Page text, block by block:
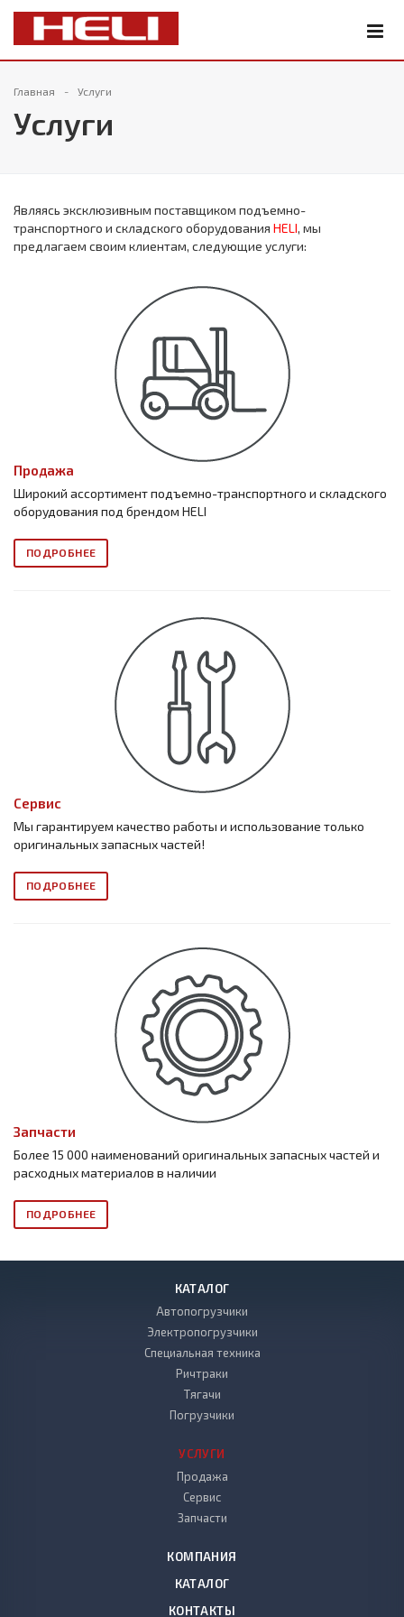
Главная Услуги
Услуги
Являясь эксклюзивным поставщиком подъемно-
транспортного и складского оборудования HELI, мы
предлагаем своим клиентам, следующие услуги:
Продажа
Широкий ассортимент подъемно-транспортного и складского
оборудования под брендом HELI
ПОДРОБНЕЕ
Сервис
Мы гарантируем качество работы и использование только
оригинальных запасных частей!
ПОДРОБНЕЕ
Запчасти
Более 15 000 наименований оригинальных запасных частей и
расходных материалов в наличии
ПОДРОБНЕЕ
КАТАЛОГ
Автопогрузчики
Электропогрузчики
Специальная техника
Ричтраки
Тягачи
Погрузчики
УСЛУГИ
Продажа
Сервис
Запчасти
КОМПАНИЯ
КАТАЛОГ
КОНТАКТЫ